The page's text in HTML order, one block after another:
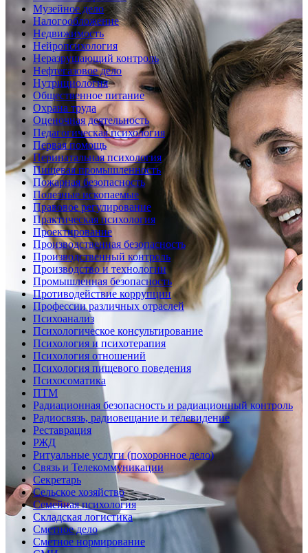
Музейное дело
Налогообложение
Недвижимость
Нейропсихология
Неразрушающий контроль
Нефтегазовое дело
Нутрициология
Общественное питание
Охрана труда
Оценочная деятельность
Педагогическая психология
Первая помощь
Перинатальная психология
Пищевая промышленность
Пожарная безопасность
Полезные ископаемые
Правовое регулирование
Практическая психология
Проектирование
Производственная безопасность
Производственный контроль
Производство и технологии
Промышленная безопасность
Противодействие коррупции
Профессии различных отраслей
Психоанализ
Психологическое консультирование
Психология и психотерапия
Психология отношений
Психология пищевого поведения
Психосоматика
ПТМ
Радиационная безопасность и радиационный контроль
Радиосвязь, радиовещание и телевидение
Реставрация
РЖД
Ритуальные услуги (похоронное дело)
Связь и Телекоммуникации
Секретарь
Сельское хозяйство
Семейная психология
Складская логистика
Сметное дело
Сметное нормирование